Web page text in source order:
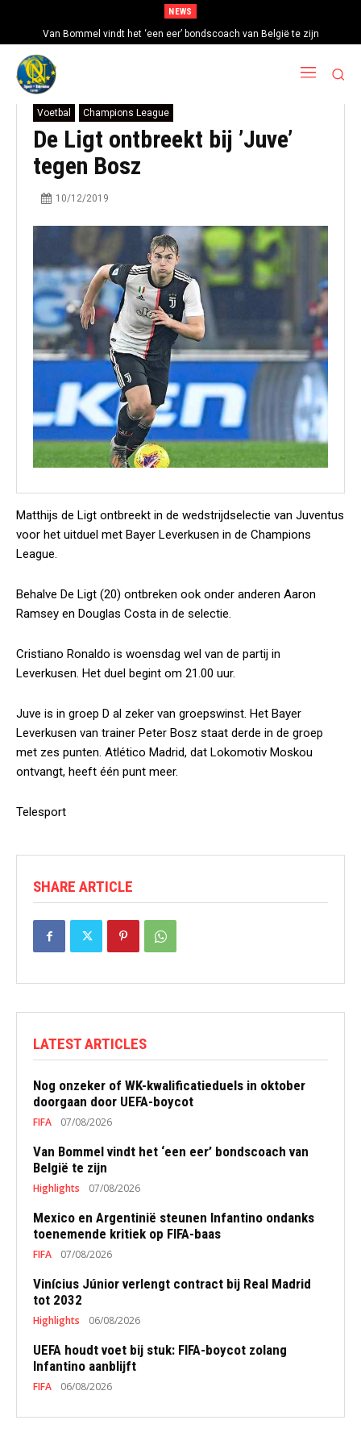
NEWS
Van Bommel vindt het ‘een eer’ bondscoach van België te zijn
Voetbal Champions League
De Ligt ontbreekt bij ’Juve’
tegen Bosz
10/12/2019
Matthijs de Ligt ontbreekt in de wedstrijdselectie van Juventus
voor het uitduel met Bayer Leverkusen in de Champions
League.
Behalve De Ligt (20) ontbreken ook onder anderen Aaron
Ramsey en Douglas Costa in de selectie.
Cristiano Ronaldo is woensdag wel van de partij in
Leverkusen. Het duel begint om 21.00 uur.
Juve is in groep D al zeker van groepswinst. Het Bayer
Leverkusen van trainer Peter Bosz staat derde in de groep
met zes punten. Atlético Madrid, dat Lokomotiv Moskou
ontvangt, heeft één punt meer.
Telesport
SHARE ARTICLE
LATEST ARTICLES
Nog onzeker of WK-kwalificatieduels in oktober
doorgaan door UEFA-boycot
FIFA 07/08/2026
Van Bommel vindt het ‘een eer’ bondscoach van
België te zijn
Highlights 07/08/2026
Mexico en Argentinië steunen Infantino ondanks
toenemende kritiek op FIFA-baas
FIFA 07/08/2026
Vinícius Júnior verlengt contract bij Real Madrid
tot 2032
Highlights 06/08/2026
UEFA houdt voet bij stuk: FIFA-boycot zolang
Infantino aanblijft
FIFA 06/08/2026